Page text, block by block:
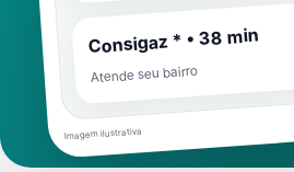
Consigaz * • 38 min
Atende seu bairro
Imagem ilustrativa